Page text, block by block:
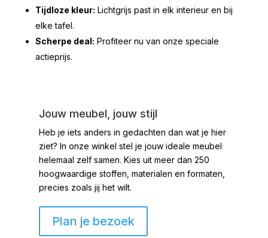
Tijdloze kleur: Lichtgrijs past in elk interieur en bij
elke tafel.
Scherpe deal: Profiteer nu van onze speciale
actieprijs.
Jouw meubel, jouw stijl
Heb je iets anders in gedachten dan wat je hier
ziet? In onze winkel stel je jouw ideale meubel
helemaal zelf samen. Kies uit meer dan 250
hoogwaardige stoffen, materialen en formaten,
precies zoals jij het wilt.
Plan je bezoek